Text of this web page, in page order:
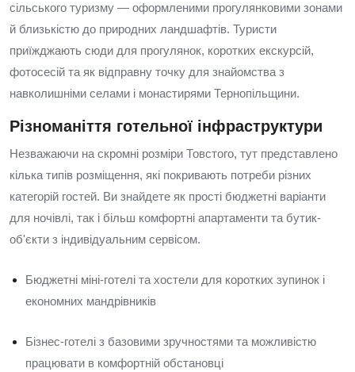
сільського туризму — оформленими прогулянковими зонами
й близькістю до природних ландшафтів. Туристи
приїжджають сюди для прогулянок, коротких екскурсій,
фотосесій та як відправну точку для знайомства з
навколишніми селами і монастирями Тернопільщини.
Різноманіття готельної інфраструктури
Незважаючи на скромні розміри Товстого, тут представлено
кілька типів розміщення, які покривають потреби різних
категорій гостей. Ви знайдете як прості бюджетні варіанти
для ночівлі, так і більш комфортні апартаменти та бутик-
об'єкти з індивідуальним сервісом.
Бюджетні міні-готелі та хостели для коротких зупинок і
економних мандрівників
Бізнес-готелі з базовими зручностями та можливістю
працювати в комфортній обстановці